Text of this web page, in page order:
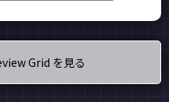
Grid を見る